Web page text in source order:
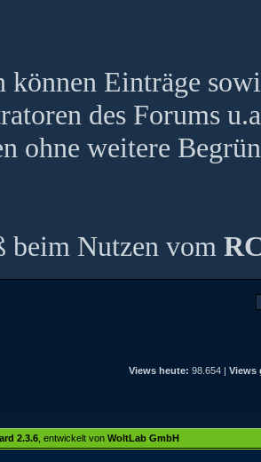
können Einträge
des Forums
ohne weitere
beim Nutzen vom
Views heute: 98.654 | Views
2.3.6 , entwickelt von WoltLab GmbH